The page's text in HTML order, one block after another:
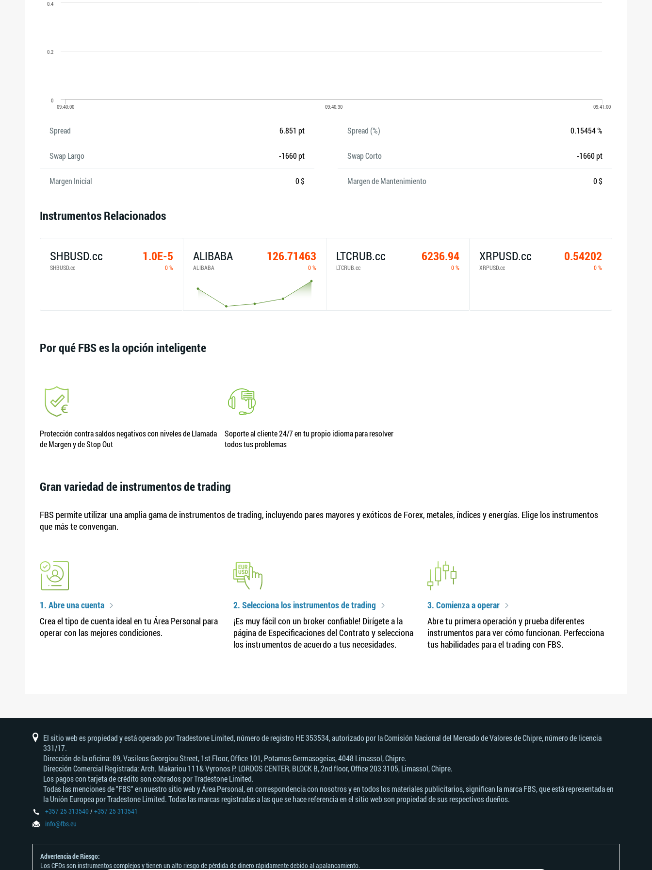
Spread 6.851 pt Spread (%) 0.15454 %
Swap Largo -1660 pt Swap Corto -1660 pt
Margen Inicial 0 $ Margen de Mantenimiento 0 $
Instrumentos Relacionados
SHBUSD.cc 1.0E-5
SHBUSD.cc 0 %
ALIBABA 126.71463
ALIBABA 0 %
LTCRUB.cc 6236.94
LTCRUB.cc 0 %
XRPUSD.cc 0.54202
XRPUSD.cc 0 %
Por qué FBS es la opción inteligente
Protección contra saldos negativos con niveles de Llamada
de Margen y de Stop Out
Soporte al cliente 24/7 en tu propio idioma para resolver
todos tus problemas
Gran variedad de instrumentos de trading
FBS permite utilizar una amplia gama de instrumentos de trading, incluyendo pares mayores y exóticos de Forex, metales, índices y energías. Elige los instrumentos
que más te convengan.
1. Abre una cuenta
Crea el tipo de cuenta ideal en tu Área Personal para
operar con las mejores condiciones.
2. Selecciona los instrumentos de trading
¡Es muy fácil con un broker confiable! Dirígete a la
página de Especificaciones del Contrato y selecciona
los instrumentos de acuerdo a tus necesidades.
3. Comienza a operar
Abre tu primera operación y prueba diferentes
instrumentos para ver cómo funcionan. Perfecciona
tus habilidades para el trading con FBS.
El sitio web es propiedad y está operado por Tradestone Limited, número de registro HE 353534, autorizado por la Comisión Nacional del Mercado de Valores de Chipre, número de licencia
331/17.
Dirección de la oficina: 89, Vasileos Georgiou Street, 1st Floor, Office 101, Potamos Germasogeias, 4048 Limassol, Chipre.
Dirección Comercial Registrada: Arch. Makariou 111& Vyronos Р. LORDOS CENTER, BLOCK В, 2nd floor, Office 203 3105, Limassol, Chipre.
Los pagos con tarjeta de crédito son cobrados por Tradestone Limited.
Todas las menciones de "FBS" en nuestro sitio web y Área Personal, en correspondencia con nosotros y en todos los materiales publicitarios, significan la marca FBS, que está representada en
la Unión Europea por Tradestone Limited. Todas las marcas registradas a las que se hace referencia en el sitio web son propiedad de sus respectivos dueños.
+357 25 313540/+357 25 313541
info@fbs.eu
Advertencia de Riesgo:
Los CFDs son instrumentos complejos y tienen un alto riesgo de pérdida de dinero rápidamente debido al apalancamiento.